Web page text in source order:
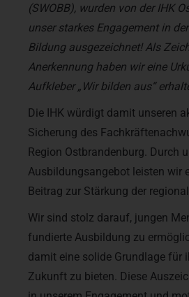
(SWOBB), wurden von der IHK
unser starkes Engagement in
Bildung ausgezeichnet! Als
Anerkennung haben wir eine
Aufkleber „Wir bilden aus“
Die IHK würdigt damit unseren
Sicherung des
Region Ostbrandenburg. Durch
Ausbildungsangebot leisten wir
Beitrag zur Stärkung der
Wir sind stolz darauf, jungen
fundierte Ausbildung zu
damit eine solide Grundlage für
Zukunft zu bieten. Diese